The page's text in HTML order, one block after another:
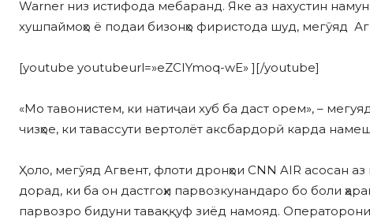
Warner низ истифода мебаранд. Яке аз нахустин
хушпаймоҳо ё подаи бизонҳо фиристода шуд, мегӯяд
[youtube youtubeurl=»eZCIYmoq-wE» ][/youtube]
«Мо тавонистем, ки натиҷаи хуб ба даст орем», –
чизҳое, ки тавассути вертолёт аксбардорӣ карда
Ҳоло, мегӯяд Агвент, флоти дронҳои CNN AIR асосан аз
дорад, ки ба он дастгоҳи парвозкунандаро бо боли
парвозро бидуни таваққуф зиёд намояд.